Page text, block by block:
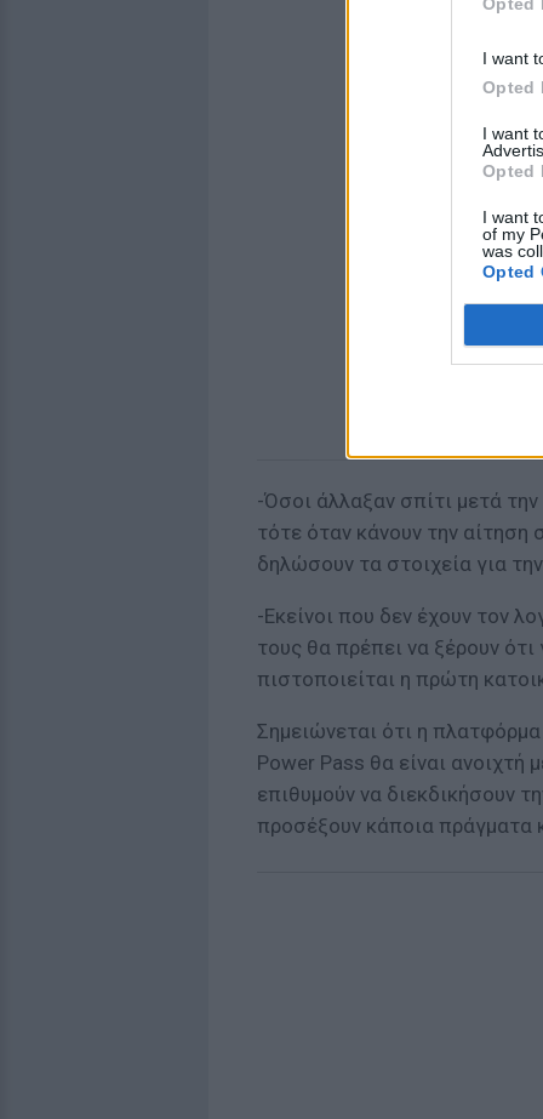
I want
Opted
I want
Opted
I want
of my
was
Opted
-Όσοι άλλαξαν σπίτι μετά
τότε όταν κάνουν την
δηλώσουν τα στοιχεία για
-Εκείνοι που δεν έχουν τον
τους θα πρέπει να ξέρουν
πιστοποιείται η πρώτη
Σημειώνεται ότι η
Power Pass θα είναι ανοιχτή
επιθυμούν να διεκδικήσουν
προσέξουν κάποια πράγματα